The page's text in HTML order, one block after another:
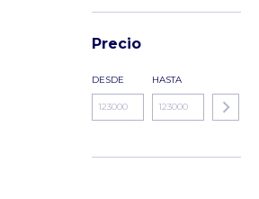
Precio
DESDE HASTA